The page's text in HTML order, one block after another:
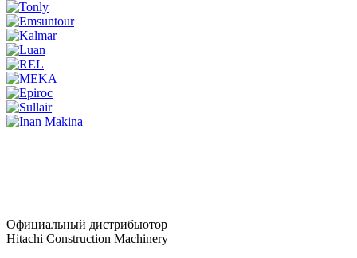
Официальный дистрибьютор
Hitachi Construction Machinery